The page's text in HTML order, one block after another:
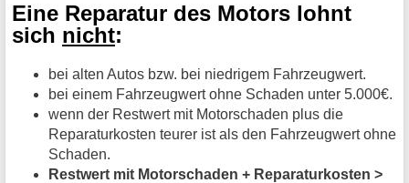
Eine Reparatur des Motors lohnt
sich nicht:
bei alten Autos bzw. bei niedrigem Fahrzeugwert.
bei einem Fahrzeugwert ohne Schaden unter 5.000€.
wenn der Restwert mit Motorschaden plus die
Reparaturkosten teurer ist als den Fahrzeugwert ohne
Schaden.
Restwert mit Motorschaden + Reparaturkosten >